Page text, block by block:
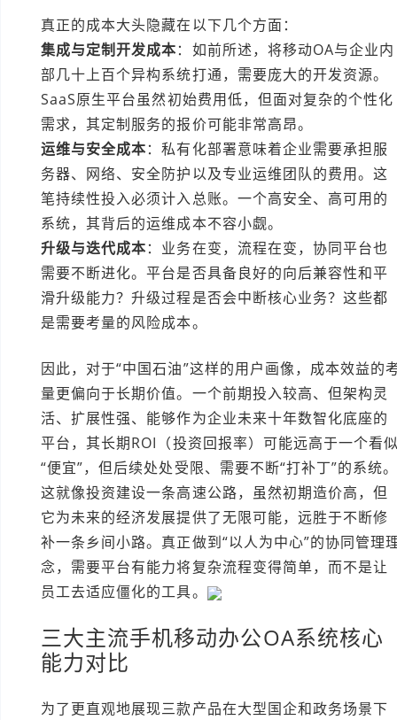
真正的成本大头隐藏在以下几个方面：
集成与定制开发成本：如前所述，将移动OA与企业内
部几十上百个异构系统打通，需要庞大的开发资源。
SaaS原生平台虽然初始费用低，但面对复杂的个性化
需求，其定制服务的报价可能非常高昂。
运维与安全成本：私有化部署意味着企业需要承担服
务器、网络、安全防护以及专业运维团队的费用。这
笔持续性投入必须计入总账。一个高安全、高可用的
系统，其背后的运维成本不容小觑。
升级与迭代成本：业务在变，流程在变，协同平台也
需要不断进化。平台是否具备良好的向后兼容性和平
滑升级能力？升级过程是否会中断核心业务？这些都
是需要考量的风险成本。
因此，对于“中国石油”这样的用户画像，成本效益的
量更偏向于长期价值。一个前期投入较高、但架构灵
活、扩展性强、能够作为企业未来十年数智化底座的
平台，其长期ROI（投资回报率）可能远高于一个看
“便宜”，但后续处处受限、需要不断“打补丁”的系统
这就像投资建设一条高速公路，虽然初期造价高，但
它为未来的经济发展提供了无限可能，远胜于不断修
补一条乡间小路。真正做到“以人为中心”的协同管理
念，需要平台有能力将复杂流程变得简单，而不是让
员工去适应僵化的工具。
三大主流手机移动办公OA系统核心
能力对比
为了更直观地展现三款产品在大型国企和政务场景下